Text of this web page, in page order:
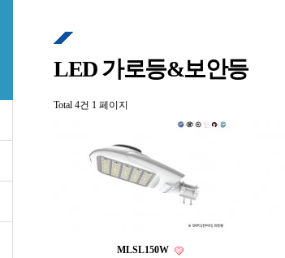
LED 가로등&보안등
Total 4건 1 페이지
MLSL150W